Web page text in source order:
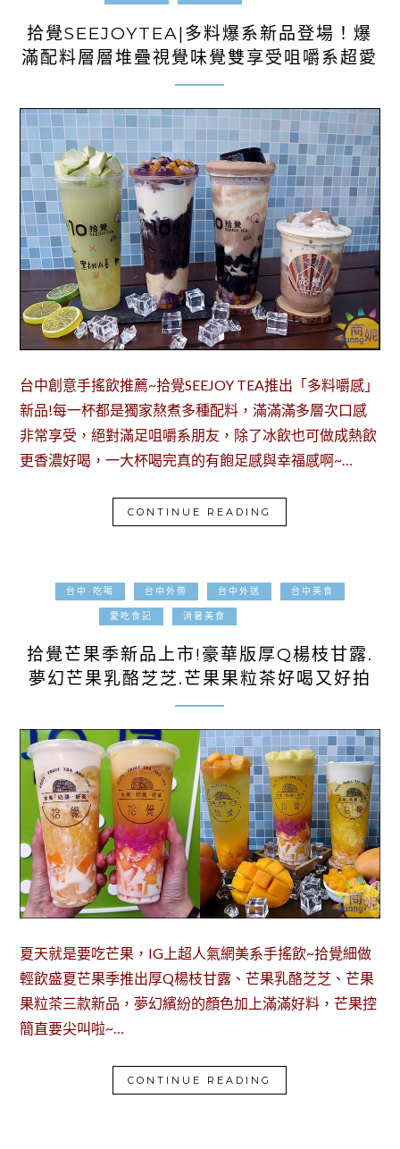
拾覺SEEJOYTEA|多料爆系新品登場！爆
滿配料層層堆疊視覺味覺雙享受咀嚼系超愛
台中創意手搖飲推薦~拾覺SEEJOY TEA推出「多料嚼感」
新品!每一杯都是獨家熬煮多種配料，滿滿滿多層次口感
非常享受，絕對滿足咀嚼系朋友，除了冰飲也可做成熱飲
更香濃好喝，一大杯喝完真的有飽足感與幸福感啊~…
CONTINUE READING
台中-吃喝 台中外帶 台中外送 台中美食
愛吃食記 消暑美食
拾覺芒果季新品上市!豪華版厚Q楊枝甘露.
夢幻芒果乳酪芝芝.芒果果粒茶好喝又好拍
夏天就是要吃芒果，IG上超人氣網美系手搖飲~拾覺細做
輕飲盛夏芒果季推出厚Q楊枝甘露、芒果乳酪芝芝、芒果
果粒茶三款新品，夢幻繽紛的顏色加上滿滿好料，芒果控
簡直要尖叫啦~…
CONTINUE READING